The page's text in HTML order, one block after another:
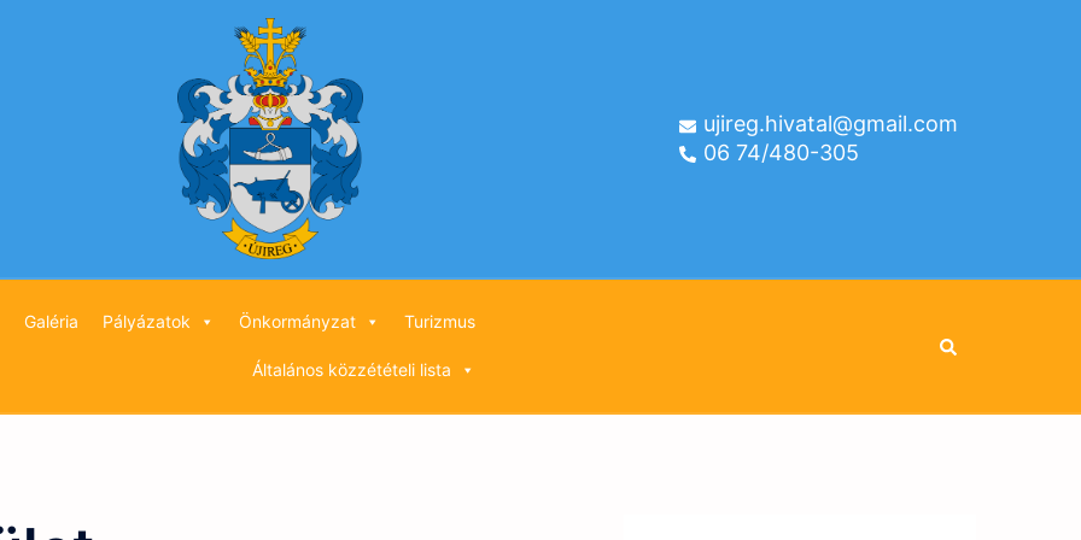
ujireg.hivatal@gmail.com
06 74/480-305
Galéria Pályázatok Önkormányzat Turizmus
Általános közzétételi lista
Search